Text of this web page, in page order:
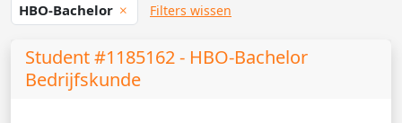
HBO-Bachelor Filters wissen
Student #1185162 - HBO-Bachelor
Bedrijfskunde